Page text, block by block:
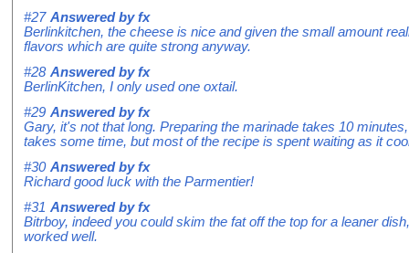
#27 Answered byfx
Berlinkitchen, the cheese is nice and given the small amount
flavors which are quite strong anyway.
#28 Answered byfx
BerlinKitchen, I only used one oxtail.
#29 Answered byfx
Gary, it's not that long. Preparing the marinade takes 10
takes some time, but most of the recipe is spent waiting as it
#30 Answered byfx
Richard good luck with the Parmentier!
#31 Answered byfx
Bitrboy, indeed you could skim the fat off the top for a leaner
worked well.